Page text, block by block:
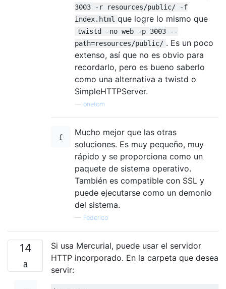
3003 -r resources/public/ -f
index.html que logre lo mismo que
twistd -no web -p 3003 --
path=resources/public/ . Es un poco
extenso, así que no es obvio para
recordarlo, pero es bueno saberlo
como una alternativa a twistd o
SimpleHTTPServer.
onetom
Mucho mejor que las otras
soluciones. Es muy pequeño, muy
rápido y se proporciona como un
paquete de sistema operativo.
También es compatible con SSL y
puede ejecutarse como un demonio
del sistema.
— Federico
14
Si usa Mercurial, puede usar el servidor
HTTP incorporado. En la carpeta que desea
servir: